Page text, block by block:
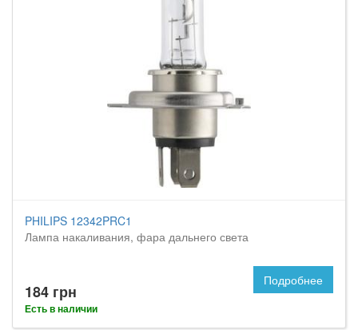
PHILIPS 12342PRC1
Лампа накаливания, фара дальнего света
184 грн
Есть в наличии
Подробнее